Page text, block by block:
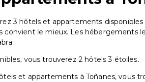
3 hôtels et appartements
le mieux. Les hébergements
vous trouverez 2 hôtels 3 étoiles.
et appartements à Toñanes, vous